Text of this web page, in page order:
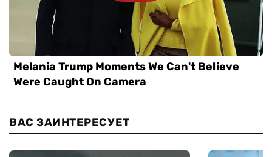
ВАС ЗАИНТЕРЕСУЕТ